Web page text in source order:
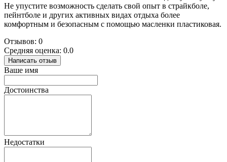
Не упустите возможность сделать свой опыт в страйкболе,
пейнтболе и других активных видах отдыха более
комфортным и безопасным с помощью масленки пластиковая.
Отзывов: 0
Средняя оценка: 0.0
Написать отзыв
Ваше имя
Достоинства
Недостатки